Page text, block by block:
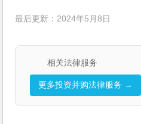
最后更新：2024年5月8日
相关法律服务
更多投资并购法律服务 →